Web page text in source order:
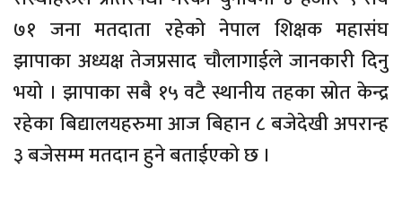
७१ जना मतदाता रहेको नेपाल शिक्षक महासंघ
झापाका अध्यक्ष तेजप्रसाद चौलागाईले जानकारी दिनु
भयो । झापाका सबै १५ वटै स्थानीय तहका स्रोत केन्द्र
रहेका बिद्यालयहरुमा आज बिहान ८ बजेदेखी अपरान्ह
३ बजेसम्म मतदान हुने बताईएको छ ।